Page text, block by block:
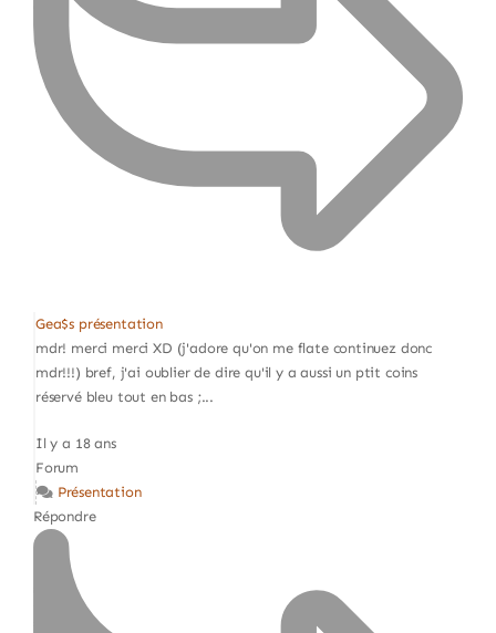
Gea$s présentation
mdr! merci merci XD (j'adore qu'on me flate continuez donc
mdr!!!) bref, j'ai oublier de dire qu'il y a aussi un ptit coins
réservé bleu tout en bas ;...
Il y a 18 ans
Forum
Présentation
Répondre